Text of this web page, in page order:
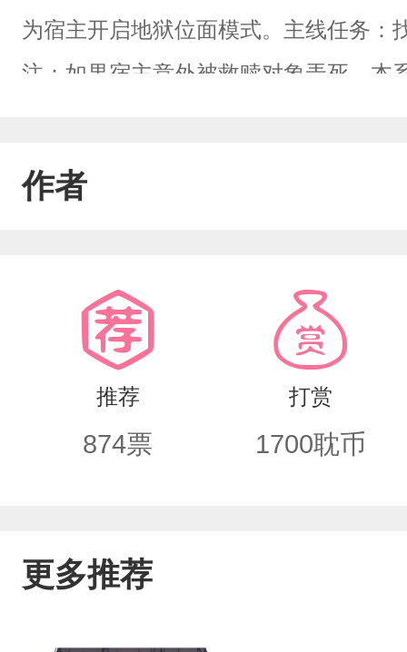
为宿主开启地狱位面模式。主线任务：
注：如果宿主意外被救赎对象弄死，本
人，知忆的眼睛就没了任何存在的意
X温柔绵羊大哥，认的不是亲的，年
——“哥哥要清楚的知道抛弃我的后果
门聚会的安知忆，死不撒手，可怜兮
声：“啊——呜呜呜……安叔叔！我要安
一夜间炸了！纷纷向大佬求教学。就在
作者
推荐
874票
打赏
1700耽币
更多推荐